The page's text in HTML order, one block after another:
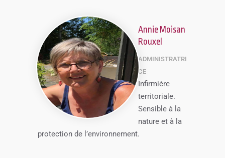
Annie Moisan
Rouxel
ADMINISTRATRI
CE
Infirmière
territoriale.
Sensible à la
nature et à la
protection de l’environnement.